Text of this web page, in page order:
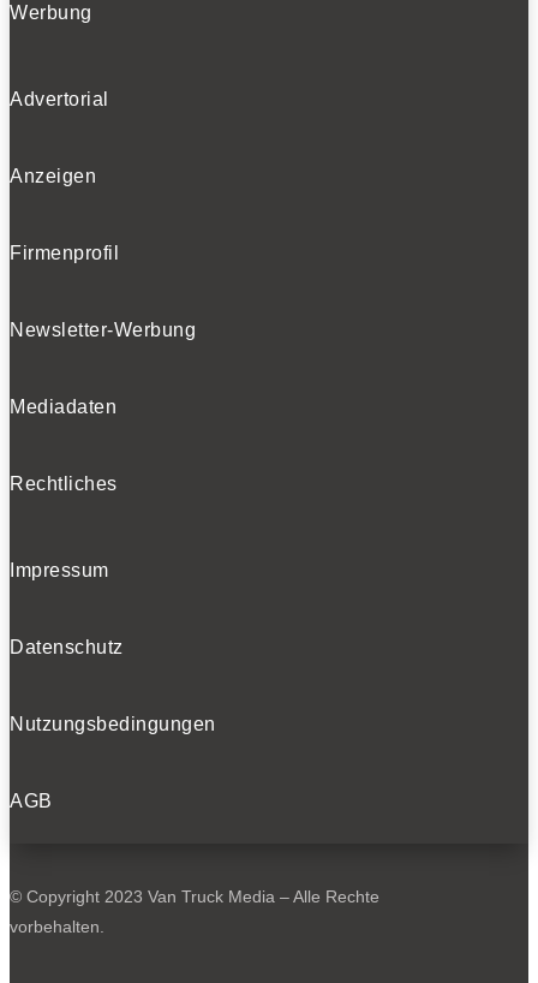
Werbung
Advertorial
Anzeigen
Firmenprofil
Newsletter-Werbung
Mediadaten
Rechtliches
Impressum
Datenschutz
Nutzungsbedingungen
AGB
© Copyright 2023 Van Truck Media – Alle Rechte
vorbehalten.